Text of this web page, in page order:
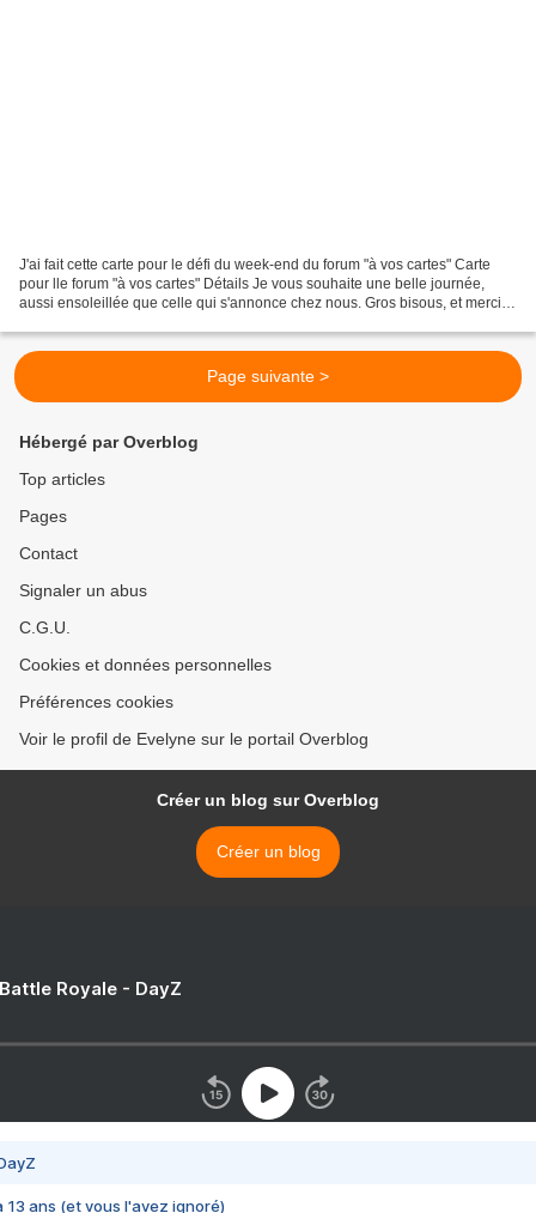
J'ai fait cette carte pour le défi du week-end du forum "à vos cartes" Carte
pour lle forum "à vos cartes" Détails Je vous souhaite une belle journée,
aussi ensoleillée que celle qui s'annonce chez nous. Gros bisous, et merci
Page suivante >
Hébergé par Overblog
Top articles
Pages
Contact
Signaler un abus
C.G.U.
Cookies et données personnelles
Préférences cookies
Voir le profil de Evelyne sur le portail Overblog
Créer un blog sur Overblog
Créer un blog
Royale - DayZ
13 ans (et vous l'avez ignoré)